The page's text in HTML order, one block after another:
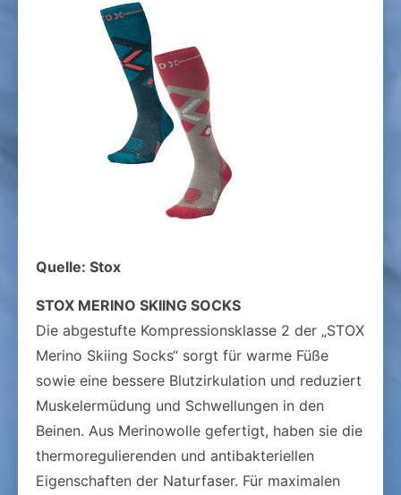
Quelle: Stox
STOX MERINO SKIING SOCKS
Die abgestufte Kompressionsklasse 2 der „STOX
Merino Skiing Socks“ sorgt für warme Füße
sowie eine bessere Blutzirkulation und reduziert
Muskelermüdung und Schwellungen in den
Beinen. Aus Merinowolle gefertigt, haben sie die
thermoregulierenden und antibakteriellen
Eigenschaften der Naturfaser. Für maximalen